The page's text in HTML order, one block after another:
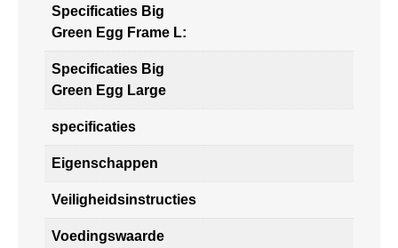
Specificaties Big
Green Egg Frame L:
Specificaties Big
Green Egg Large
specificaties
Eigenschappen
Veiligheidsinstructies
Voedingswaarde